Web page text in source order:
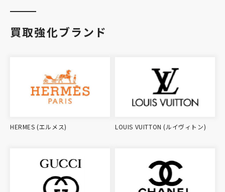
買取強化ブランド
HERMES (エルメス) LOUIS VUITTON (ルイヴィトン)